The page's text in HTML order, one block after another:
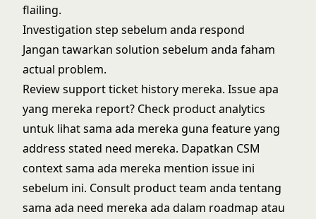
flailing.
Investigation step sebelum anda respond
Jangan tawarkan solution sebelum anda faham
actual problem.
Review support ticket history mereka. Issue apa
yang mereka report? Check product analytics
untuk lihat sama ada mereka guna feature yang
address stated need mereka. Dapatkan CSM
context sama ada mereka mention issue ini
sebelum ini. Consult product team anda tentang
sama ada need mereka ada dalam roadmap atau